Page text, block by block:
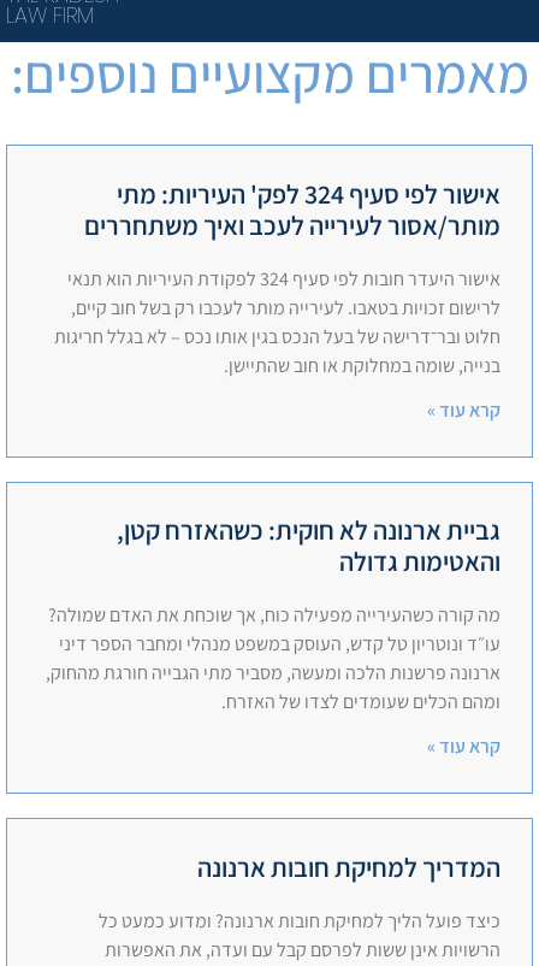
LAW FIRM
מאמרים מקצועיים נוספים:
אישור לפי סעיף 324 לפק' העיריות: מתי
מותר/אסור לעירייה לעכב ואיך משתחררים
אישור היעדר חובות לפי סעיף 324 לפקודת העיריות הוא תנאי
לרישום זכויות בטאבו. לעירייה מותר לעכבו רק בשל חוב קיים,
חלוט ובר־דרישה של בעל הנכס בגין אותו נכס – לא בגלל חריגות
בנייה, שומה במחלוקת או חוב שהתיישן.
קרא עוד »
גביית ארנונה לא חוקית: כשהאזרח קטן,
והאטימות גדולה
מה קורה כשהעירייה מפעילה כוח, אך שוכחת את האדם שמולה?
עו״ד ונוטריון טל קדש, העוסק במשפט מנהלי ומחבר הספר דיני
ארנונה פרשנות הלכה ומעשה, מסביר מתי הגבייה חורגת מהחוק,
ומהם הכלים שעומדים לצדו של האזרח.
קרא עוד »
המדריך למחיקת חובות ארנונה
כיצד פועל הליך למחיקת חובות ארנונה? ומדוע כמעט כל
הרשויות אינן ששות לפרסם קבל עם ועדה, את האפשרות